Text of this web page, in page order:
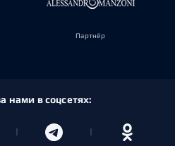
Партнёр
нами в соцсетях: